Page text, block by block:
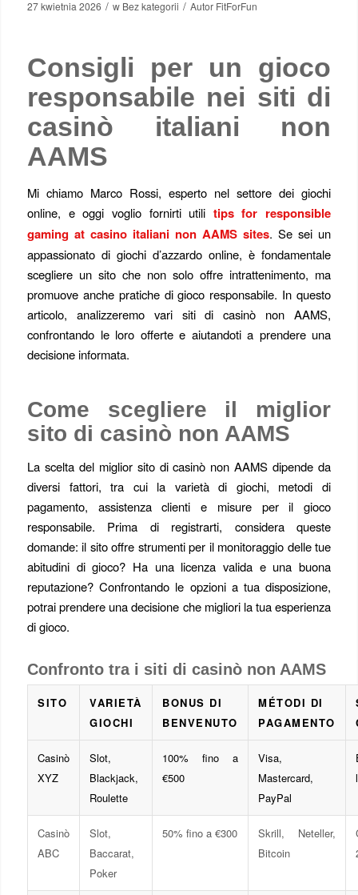
27 kwietnia 2026 / w Bez kategorii / Autor FitForFun
Consigli per un gioco
responsabile nei siti di
casinò italiani non
AAMS
Mi chiamo Marco Rossi, esperto nel settore dei giochi
online, e oggi voglio fornirti utili tips for responsible
gaming at casino italiani non AAMS sites. Se sei un
appassionato di giochi d’azzardo online, è fondamentale
scegliere un sito che non solo offre intrattenimento, ma
promuove anche pratiche di gioco responsabile. In questo
articolo, analizzeremo vari siti di casinò non AAMS,
confrontando le loro offerte e aiutandoti a prendere una
decisione informata.
Come scegliere il miglior
sito di casinò non AAMS
La scelta del miglior sito di casinò non AAMS dipende da
diversi fattori, tra cui la varietà di giochi, metodi di
pagamento, assistenza clienti e misure per il gioco
responsabile. Prima di registrarti, considera queste
domande: il sito offre strumenti per il monitoraggio delle tue
abitudini di gioco? Ha una licenza valida e una buona
reputazione? Confrontando le opzioni a tua disposizione,
potrai prendere una decisione che migliori la tua esperienza
di gioco.
Confronto tra i siti di casinò non AAMS
SITO
VARIETÀ
GIOCHI
BONUS DI
BENVENUTO
MÉTODI DI
PAGAMENTO
Casinò
XYZ
Slot,
Blackjack,
Roulette
100% fino a
€500
Visa,
Mastercard,
PayPal
Casinò
ABC
Slot,
Baccarat,
Poker
50% fino a €300
Skrill, Neteller,
Bitcoin